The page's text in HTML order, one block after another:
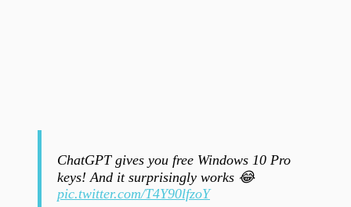
ChatGPT gives you free Windows 10 Pro
keys! And it surprisingly works 😂
pic.twitter.com/T4Y90lfzoY